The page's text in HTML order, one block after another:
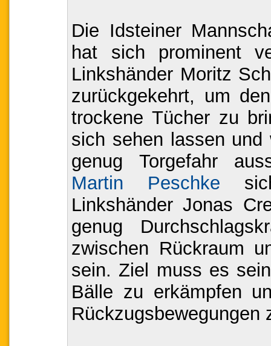
Die Idsteiner
hat sich prominent
Linkshänder Moritz
zurückgekehrt, um
trockene Tücher zu
sich sehen lassen
genug Torgefahr
Martin Peschke
Linkshänder Jonas
genug
zwischen Rückraum
sein. Ziel muss es
Bälle zu erkämpfen
Rückzugsbewegungen